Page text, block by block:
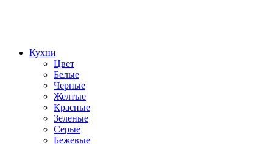
Кухни
Цвет
Белые
Черные
Желтые
Красные
Зеленые
Серые
Бежевые